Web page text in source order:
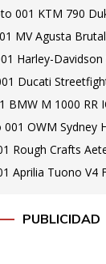
PUBLICIDAD